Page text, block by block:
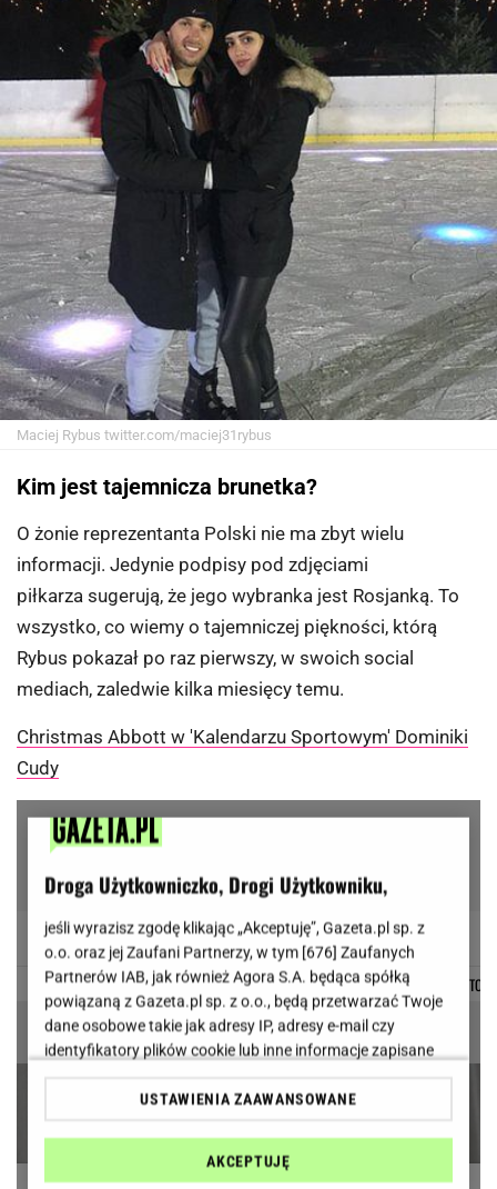
Maciej Rybus twitter.com/maciej31rybus
Kim jest tajemnicza brunetka?
O żonie reprezentanta Polski nie ma zbyt wielu
informacji. Jedynie podpisy pod zdjęciami
piłkarza sugerują, że jego wybranka jest Rosjanką. To
wszystko, co wiemy o tajemniczej piękności, którą
Rybus pokazał po raz pierwszy, w swoich social
mediach, zaledwie kilka miesięcy temu.
Christmas Abbott w 'Kalendarzu Sportowym' Dominiki
Cudy